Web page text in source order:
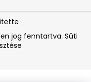
jog fenntartva. Süti